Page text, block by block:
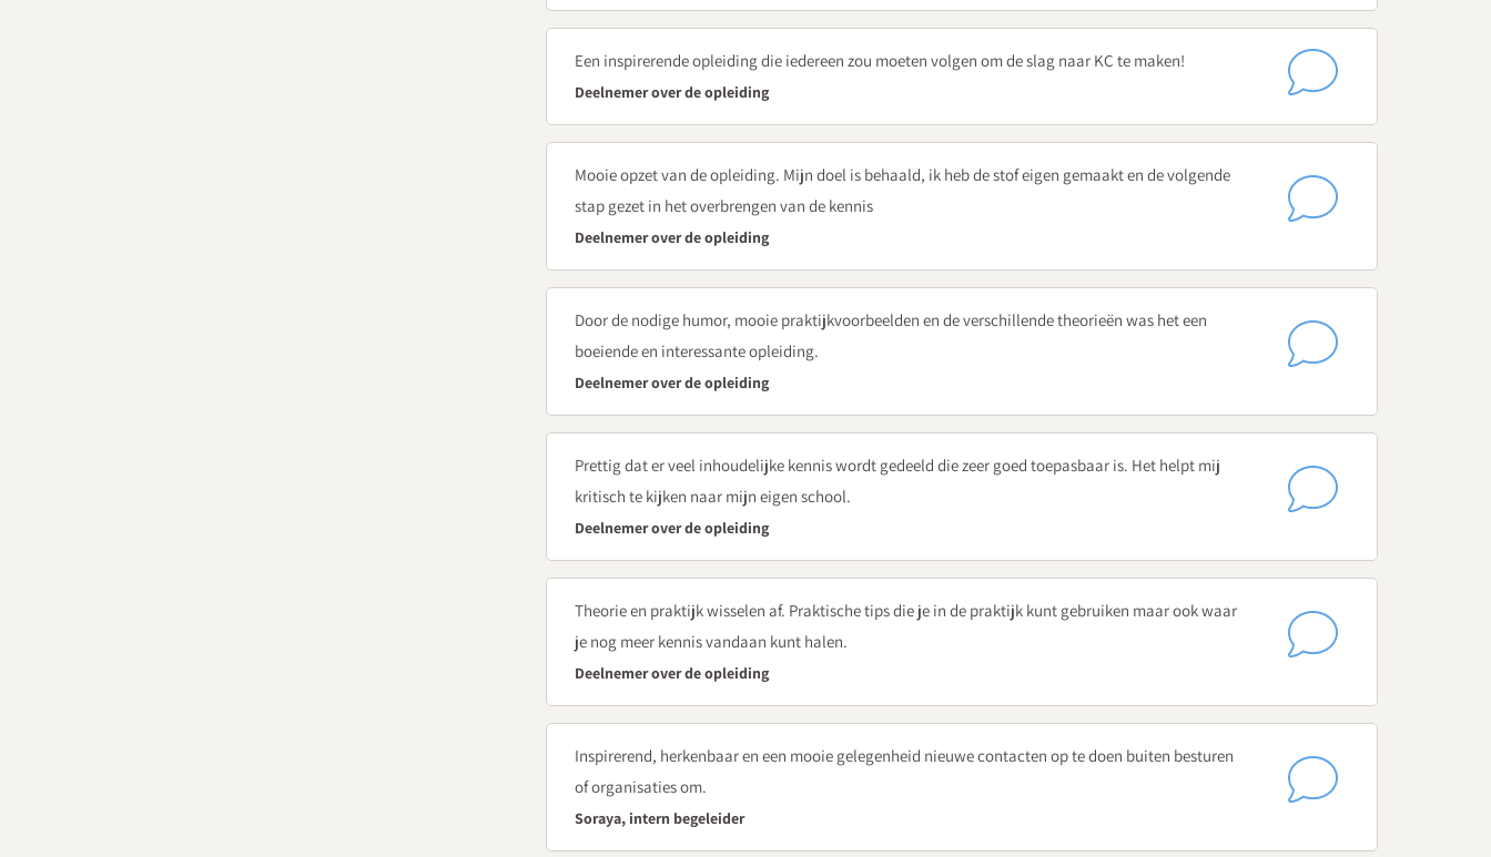
Deel 1 - wederkerige gesprekken met leerkrachten en leerlingen
Domein | Zorgregisseur: bijeenkomst 4
Bijeenkomst 4 - dinsdag 14 april 2026
Jij als handelingsgerichte zorgregisseur
Simone van Dijk
Hoe voer je als ib'er/kc'er regie op de HGW-kwaliteitscyclus op school- groeps- en individueel niveau?
gedragsdoelen te bereiken
Deel 2 - wederkerige gesprekken met leerkrachten en leerlingen
Opdracht - bereid een oudergesprek voor, voer dit gesprek uit, maak een beeldopname van jezelf en analyseer het
Bijeenkomst 5 - dinsdag 19 mei 2026
Dataverzameling en handelingsgerichte analyse
begeleider’
Hoe monitor je cyclisch en planmatig de onderwijskwaliteit op jouw school?
Toetsbeleid en datazingeving: wat wil je weten en hoe meet je dat?
Van data naar doen: samen onderzoekend leren van data en vertalen naar het handelen van de leerkracht
Blik op goed onderwijs | Bijeenkomst 6 t/m 8
Bijeenkomst 6 - dinsdag 16 juni 2026
Taalonderwijs
Vivian van Alem
Een inspirerende opleiding die iedereen zou moeten volgen om de slag naar KC te maken!
Deelnemer over de opleiding
Mooie opzet van de opleiding. Mijn doel is behaald, ik heb de stof eigen gemaakt en de volgende
stap gezet in het overbrengen van de kennis
Deelnemer over de opleiding
Door de nodige humor, mooie praktijkvoorbeelden en de verschillende theorieën was het een
boeiende en interessante opleiding.
Deelnemer over de opleiding
Prettig dat er veel inhoudelijke kennis wordt gedeeld die zeer goed toepasbaar is. Het helpt mij
kritisch te kijken naar mijn eigen school.
Deelnemer over de opleiding
Theorie en praktijk wisselen af. Praktische tips die je in de praktijk kunt gebruiken maar ook waar
je nog meer kennis vandaan kunt halen.
Deelnemer over de opleiding
Inspirerend, herkenbaar en een mooie gelegenheid nieuwe contacten op te doen buiten besturen
of organisaties om.
Soraya, intern begeleider